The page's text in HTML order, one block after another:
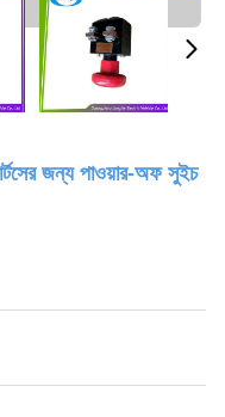
জন্য পাওয়ার-অফ সুইচ